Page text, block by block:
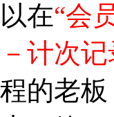
以在“会
－计次
程的老板